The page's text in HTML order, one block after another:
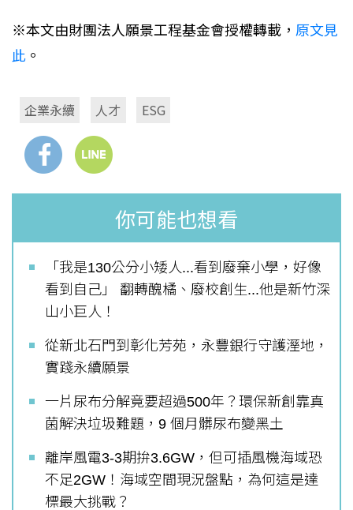
※本文由財團法人願景工程基金會授權轉載， 原文見
此 。
企業永續 人才 ESG
你可能也想看
「我是130公分小矮人...看到廢棄小學，好像
看到自己」 翻轉醜橘、廢校創生...他是新竹深
山小巨人！
從新北石門到彰化芳苑，永豐銀行守護溼地，
實踐永續願景
一片尿布分解竟要超過500年？環保新創靠真
菌解決垃圾難題，9 個月髒尿布變黑土
離岸風電3-3期拚3.6GW，但可插風機海域恐
不足2GW！海域空間現況盤點，為何這是達
標最大挑戰？